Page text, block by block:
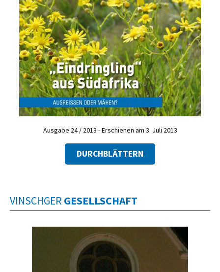
Ausgabe 24 / 2013 - Erschienen am 3. Juli 2013
DURCHBLÄTTERN
VINSCHGER GESELLSCHAFT